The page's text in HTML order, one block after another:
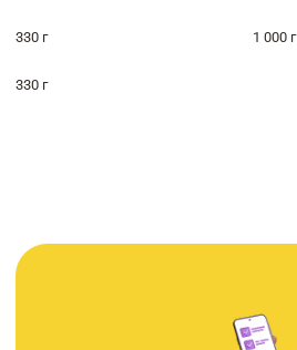
330 г 1 000 г
330 г